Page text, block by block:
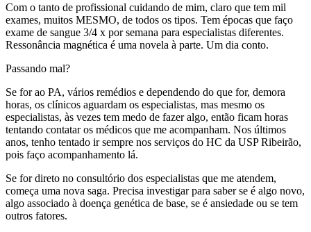
Com o tanto de profissional cuidando de mim, claro que tem mil
exames, muitos MESMO, de todos os tipos. Tem épocas que faço
exame de sangue 3/4 x por semana para especialistas diferentes.
Ressonância magnética é uma novela à parte. Um dia conto.
Passando mal?
Se for ao PA, vários remédios e dependendo do que for, demora
horas, os clínicos aguardam os especialistas, mas mesmo os
especialistas, às vezes tem medo de fazer algo, então ficam horas
tentando contatar os médicos que me acompanham. Nos últimos
anos, tenho tentado ir sempre nos serviços do HC da USP Ribeirão,
pois faço acompanhamento lá.
Se for direto no consultório dos especialistas que me atendem,
começa uma nova saga. Precisa investigar para saber se é algo novo,
algo associado à doença genética de base, se é ansiedade ou se tem
outros fatores.